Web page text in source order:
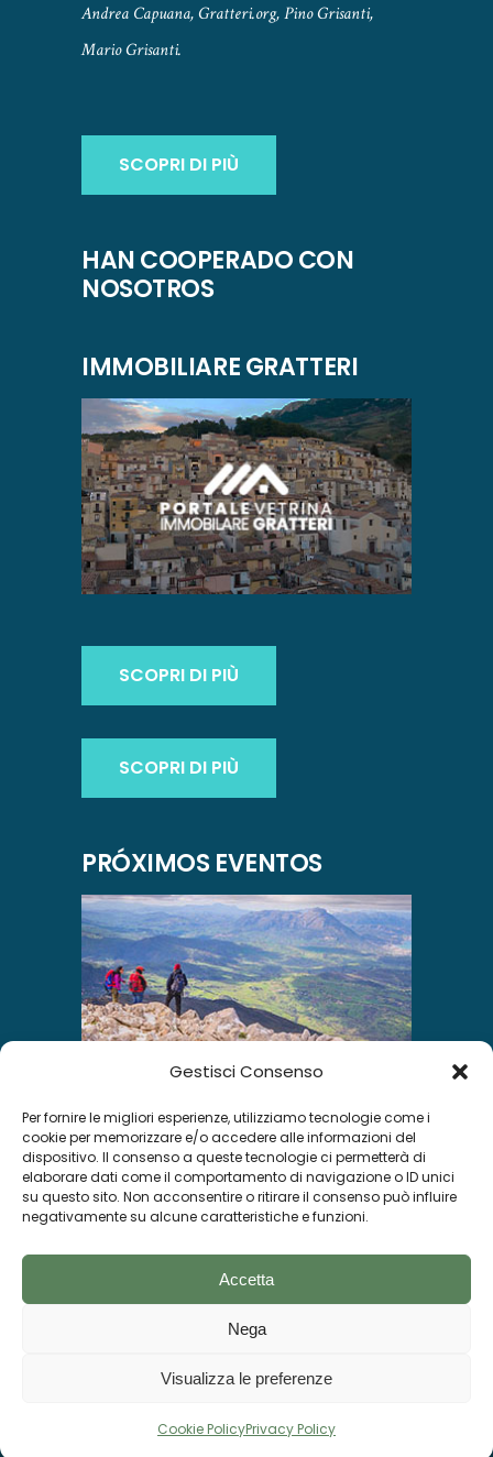
Gestisci Consenso
Per fornire le migliori esperienze, utilizziamo tecnologie come i
cookie per memorizzare e/o accedere alle informazioni del
dispositivo. Il consenso a queste tecnologie ci permetterà di
elaborare dati come il comportamento di navigazione o ID unici
su questo sito. Non acconsentire o ritirare il consenso può influire
negativamente su alcune caratteristiche e funzioni.
Accetta
Nega
Visualizza le preferenze
Cookie PolicyPrivacy Policy
Andrea Capuana, Gratteri.org, Pino Grisanti,
Mario Grisanti.
SCOPRI DI PIÙ
HAN COOPERADO CON
NOSOTROS
IMMOBILIARE GRATTERI
SCOPRI DI PIÙ
SCOPRI DI PIÙ
PRÓXIMOS EVENTOS
INSTAGRAM
Segui su Instagram
Socials
reservados – DESIGNED BYWEBVOX